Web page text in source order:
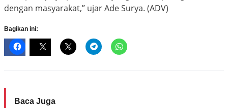
dengan masyarakat,” ujar Ade Surya. (ADV)
Bagikan ini:
Baca Juga